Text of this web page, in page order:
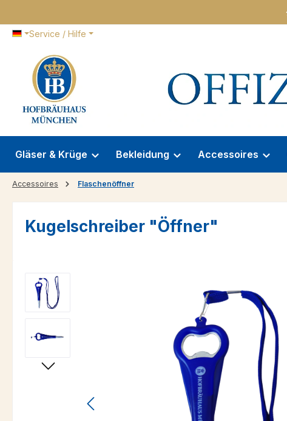
Service / Hilfe
Gläser & Krüge Bekleidung Accessoires
Accessoires Flaschenöffner
Kugelschreiber "Öffner"
Bildergalerie überspringen